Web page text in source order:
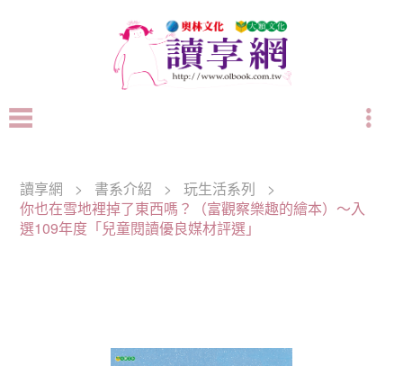
讀享網 > 書系介紹 > 玩生活系列
>
你也在雪地裡掉了東西嗎？（富觀察樂趣的繪本）～入
選109年度「兒童閱讀優良媒材評選」